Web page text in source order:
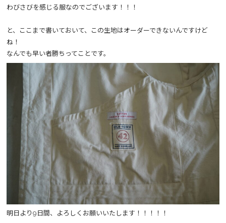
わびさびを感じる服なのでございます！！！
と、ここまで書いておいて、この生地はオーダーできないんですけど
ね！
なんでも早い者勝ちってことです。
明日より9日間、よろしくお願いいたします！！！！！